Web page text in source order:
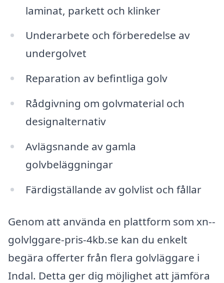
laminat, parkett och klinker
Underarbete och förberedelse av
undergolvet
Reparation av befintliga golv
Rådgivning om golvmaterial och
designalternativ
Avlägsnande av gamla
golvbeläggningar
Färdigställande av golvlist och fållar
Genom att använda en plattform som xn--
golvlggare-pris-4kb.se kan du enkelt
begära offerter från flera golvläggare i
Indal. Detta ger dig möjlighet att jämföra